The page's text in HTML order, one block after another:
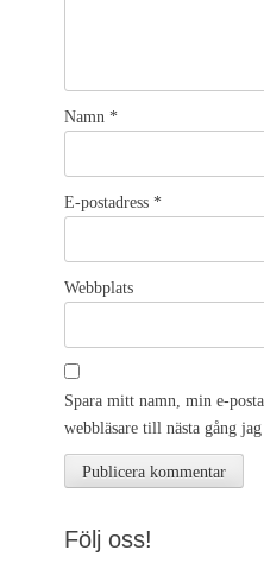
Namn *
E-postadress *
Webbplats
Spara mitt namn, min e-
webbläsare till nästa gång
Följ oss!